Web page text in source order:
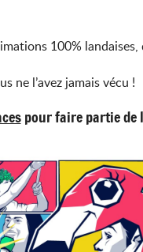
100% landaises,
ne l’avez jamais vécu !
pour faire partie de